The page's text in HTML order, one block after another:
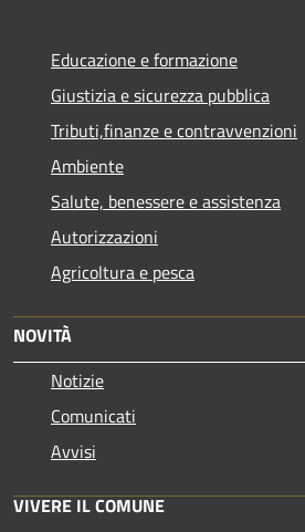
Educazione e formazione
Giustizia e sicurezza pubblica
Tributi,finanze e contravvenzioni
Ambiente
Salute, benessere e assistenza
Autorizzazioni
Agricoltura e pesca
NOVITÀ
Notizie
Comunicati
Avvisi
VIVERE IL COMUNE